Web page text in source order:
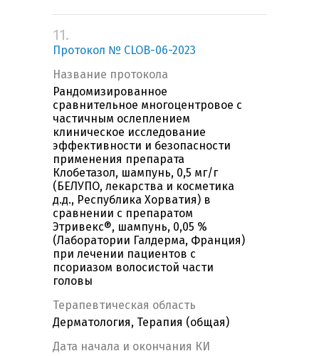
11.
Протокол № CLOB-06-2023
Название протокола
Рандомизированное
сравнительное многоцентровое с
частичным ослеплением
клиническое исследование
эффективности и безопасности
применения препарата
Клобетазол, шампунь, 0,5 мг/г
(БЕЛУПО, лекарства и косметика
д.д., Республика Хорватия) в
сравнении с препаратом
Этривекс®, шампунь, 0,05 %
(Лаборатории Галдерма, Франция)
при лечении пациентов с
псориазом волосистой части
головы
Терапевтическая область
Дерматология, Терапия (общая)
Дата начала и окончания КИ